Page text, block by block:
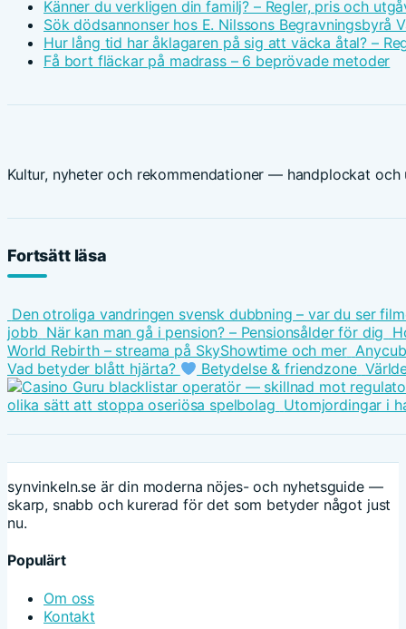
Känner du verkligen din familj? – Regler, pris och
Sök dödsannonser hos E. Nilssons Begravningsbyrå
Hur lång tid har åklagaren på sig att väcka åtal? –
Få bort fläckar på madrass – 6 beprövade metoder
Kultur, nyheter och rekommendationer — handplockat
Fortsätt läsa
Den otroliga vandringen svensk dubbning – var du ser
jobb När kan man gå i pension? – Pensionsålder för dig
World Rebirth – streama på SkyShowtime och mer
Vad betyder blått hjärta?
Betydelse & friendzone
olika sätt att stoppa oseriösa spelbolag Utomjordingar i
synvinkeln.se är din moderna nöjes- och nyhetsguide —
skarp, snabb och kurerad för det som betyder något just
nu.
Populärt
Om oss
Kontakt